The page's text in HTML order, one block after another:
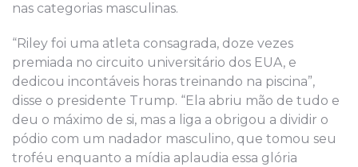
nas categorias masculinas.
“Riley foi uma atleta consagrada, doze vezes
premiada no circuito universitário dos EUA, e
dedicou incontáveis horas treinando na piscina”,
disse o presidente Trump. “Ela abriu mão de tudo e
deu o máximo de si, mas a liga a obrigou a dividir o
pódio com um nadador masculino, que tomou seu
troféu enquanto a mídia aplaudia essa glória